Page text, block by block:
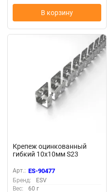
В корзину
Крепеж оцинкованный
гибкий 10x10мм S23
Арт.: ES-90477
Бренд:
ESV
Вес:
60 г